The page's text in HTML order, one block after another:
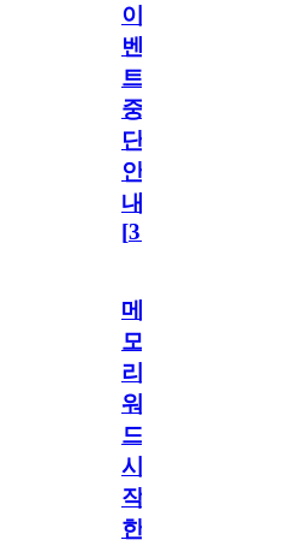
이
벤
트
중
단
안
내
[31
메
모
리
워
드
시
작
한